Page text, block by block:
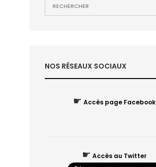
NOS RÉSEAUX SOCIAUX
☛ Accès page Facebook
☛ Accès au Twitter